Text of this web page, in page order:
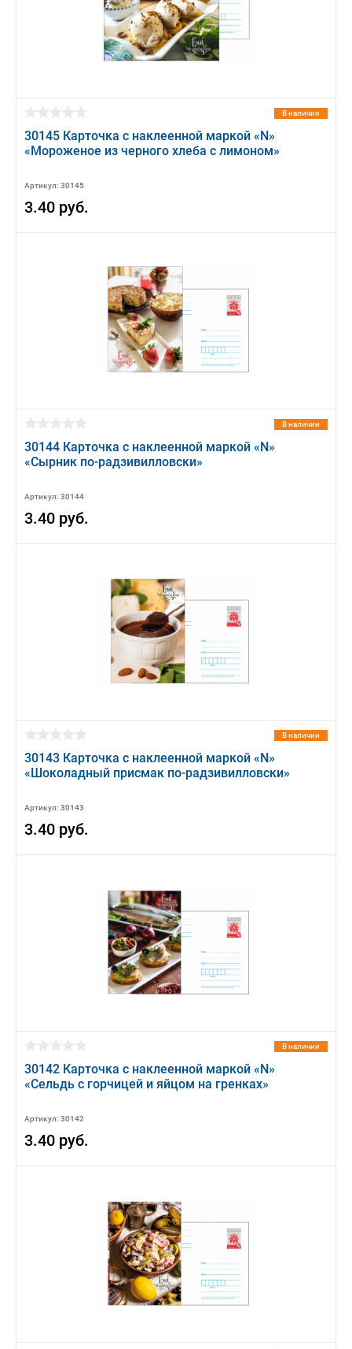
В наличии
30145 Карточка с наклеенной маркой «N»
«Мороженое из черного хлеба с лимоном»
Артикул: 30145
3.40 руб.
В наличии
30144 Карточка с наклеенной маркой «N»
«Сырник по-радзивилловски»
Артикул: 30144
3.40 руб.
В наличии
30143 Карточка с наклеенной маркой «N»
«Шоколадный присмак по-радзивилловски»
Артикул: 30143
3.40 руб.
В наличии
30142 Карточка с наклеенной маркой «N»
«Сельдь с горчицей и яйцом на гренках»
Артикул: 30142
3.40 руб.